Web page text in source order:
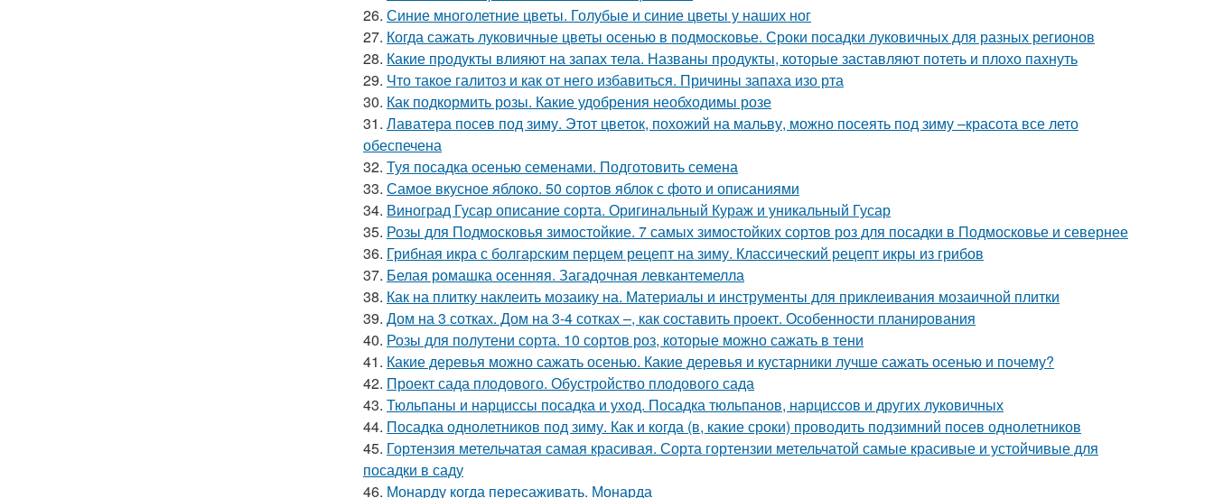
26. Синие многолетние цветы. Голубые и синие цветы у наших ног
27. Когда сажать луковичные цветы осенью в подмосковье. Сроки посадки луковичных для разных регионов
28. Какие продукты влияют на запах тела. Названы продукты, которые заставляют потеть и плохо пахнуть
29. Что такое галитоз и как от него избавиться. Причины запаха изо рта
30. Как подкормить розы. Какие удобрения необходимы розе
31. Лаватера посев под зиму. Этот цветок, похожий на мальву, можно посеять под зиму –красота все лето
обеспечена
32. Туя посадка осенью семенами. Подготовить семена
33. Самое вкусное яблоко. 50 сортов яблок с фото и описаниями
34. Виноград Гусар описание сорта. Оригинальный Кураж и уникальный Гусар
35. Розы для Подмосковья зимостойкие. 7 самых зимостойких сортов роз для посадки в Подмосковье и севернее
36. Грибная икра с болгарским перцем рецепт на зиму. Классический рецепт икры из грибов
37. Белая ромашка осенняя. Загадочная левкантемелла
38. Как на плитку наклеить мозаику на. Материалы и инструменты для приклеивания мозаичной плитки
39. Дом на 3 сотках. Дом на 3-4 сотках –, как составить проект. Особенности планирования
40. Розы для полутени сорта. 10 сортов роз, которые можно сажать в тени
41. Какие деревья можно сажать осенью. Какие деревья и кустарники лучше сажать осенью и почему?
42. Проект сада плодового. Обустройство плодового сада
43. Тюльпаны и нарциссы посадка и уход. Посадка тюльпанов, нарциссов и других луковичных
44. Посадка однолетников под зиму. Как и когда (в, какие сроки) проводить подзимний посев однолетников
45. Гортензия метельчатая самая красивая. Сорта гортензии метельчатой самые красивые и устойчивые для
посадки в саду
46. Монарду когда пересаживать. Монарда